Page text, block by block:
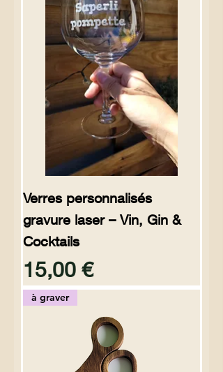
Verres personnalisés
gravure laser – Vin, Gin &
Cocktails
Preço
15,00 €
à graver